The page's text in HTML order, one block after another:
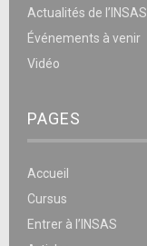
Actualités de l’INSAS
Événements à venir
Vidéo
PAGES
Accueil
Cursus
Entrer à l’INSAS